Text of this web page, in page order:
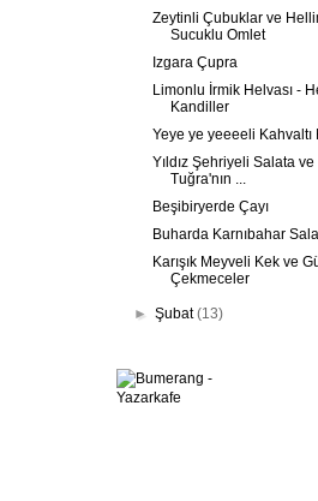
Zeytinli Çubuklar ve
Sucuklu Omlet
Izgara Çupra
Limonlu İrmik Helvası -
Kandiller
Yeye ye yeeeeli Kahvaltı
Yıldız Şehriyeli Salata
Tuğra'nın ...
Beşibiryerde Çayı
Buharda Karnıbahar
Karışık Meyveli Kek ve
Çekmeceler
►Şubat(13)